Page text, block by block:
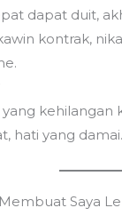
dapat duit,
kontrak,
kehilangan
hati yang damai.
Saya